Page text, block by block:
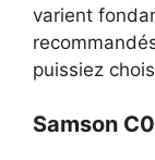
varient
puissiez
Samson